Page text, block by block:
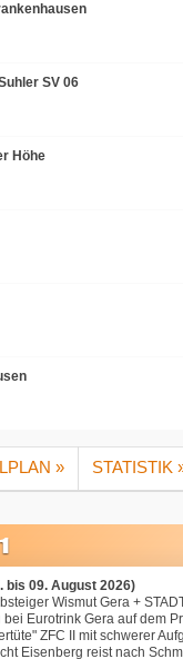
SV 06
Höhe
» STATISTIK
bis 09. August 2026)
Wismut Gera +
Eurotrink Gera auf dem
ZFC II mit schwerer
Eisenberg reist nach